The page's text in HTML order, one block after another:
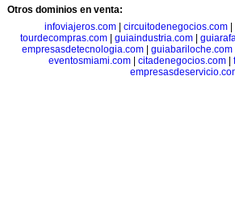
Otros dominios en venta:
infoviajeros.com| circuitodenegocios.com|
tourdecompras.com| guiaindustria.com|
empresasdetecnologia.com| guiabariloche.com
eventosmiami.com
citadenegocios.com